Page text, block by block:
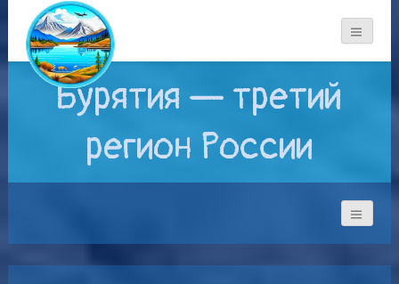
Бурятия — третий
регион России